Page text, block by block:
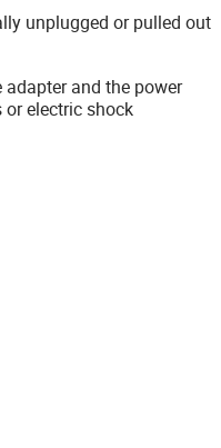
unplugged or pulled out
and the power
electric shock